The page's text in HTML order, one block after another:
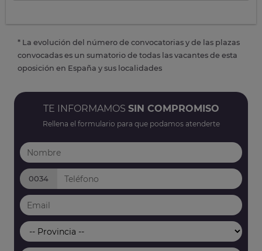
* La evolución del número de convocatorias y de las plazas
convocadas es un sumatorio de todas las vacantes de esta
oposición en España y sus localidades
TE INFORMAMOS SIN COMPROMISO
Rellena el formulario para que podamos atenderte
0034